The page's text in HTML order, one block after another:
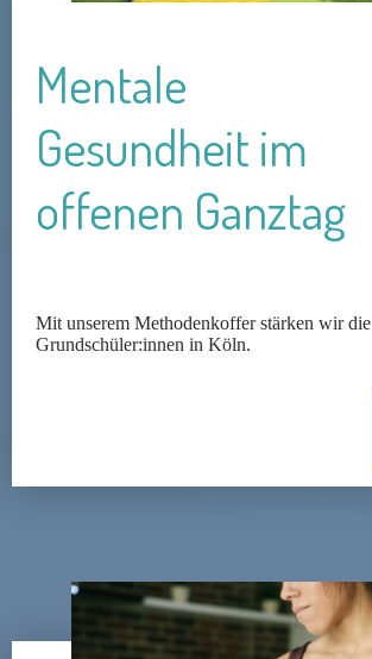
Mentale
Gesundheit im
offenen Ganztag
Mit unserem Methodenkoffer stärken wir die
Grundschüler:innen in Köln.